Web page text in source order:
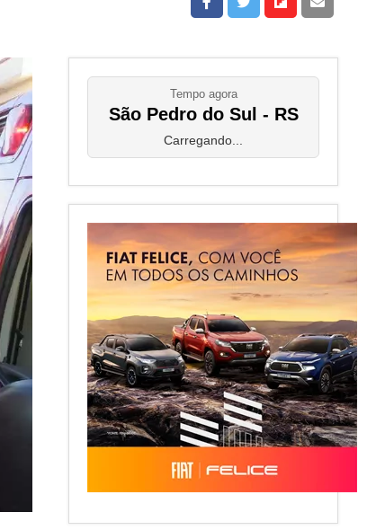
Tempo agora
São Pedro do Sul - RS
Carregando...